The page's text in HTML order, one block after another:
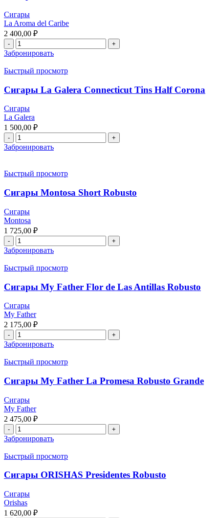
Сигары
La Aroma del Caribe
2 400,00 ₽
Забронировать
Быстрый просмотр
Сигары La Galera Connecticut Tins Half Corona
Сигары
La Galera
1 500,00 ₽
Забронировать
Быстрый просмотр
Сигары Montosa Short Robusto
Сигары
Montosa
1 725,00 ₽
Забронировать
Быстрый просмотр
Сигары My Father Flor de Las Antillas Robusto
Сигары
My Father
2 175,00 ₽
Забронировать
Быстрый просмотр
Сигары My Father La Promesa Robusto Grande
Сигары
My Father
2 475,00 ₽
Забронировать
Быстрый просмотр
Сигары ORISHAS Presidentes Robusto
Сигары
Orishas
1 620,00 ₽